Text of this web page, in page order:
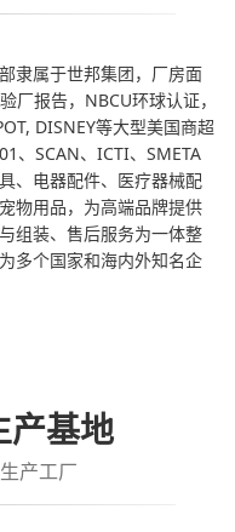
隶属于世邦集团，厂房面
厂报告，NBCU环球认证，
DISNEY等大型美国商超
、SCAN、ICTI、SMETA
、电器配件、医疗器械配
物用品，为高端品牌提供
组装、售后服务为一体整
多个国家和海内外知名企
产基地
产工厂